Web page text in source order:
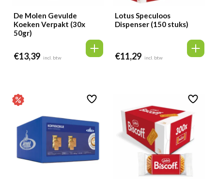
De Molen Gevulde
Koeken Verpakt (30x
50gr)
€13,39 incl. btw
Lotus Speculoos
Dispenser (150 stuks)
€11,29 incl. btw